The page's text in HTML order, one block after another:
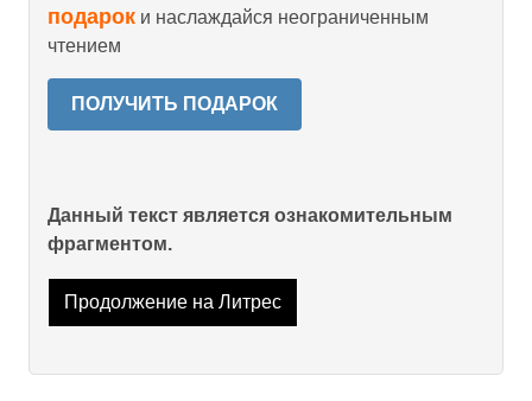
подарок и наслаждайся неограниченным
чтением
ПОЛУЧИТЬ ПОДАРОК
Данный текст является ознакомительным
фрагментом.
Продолжение на Литрес